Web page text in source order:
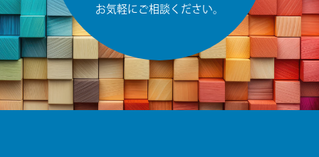
お気軽にご相談ください。